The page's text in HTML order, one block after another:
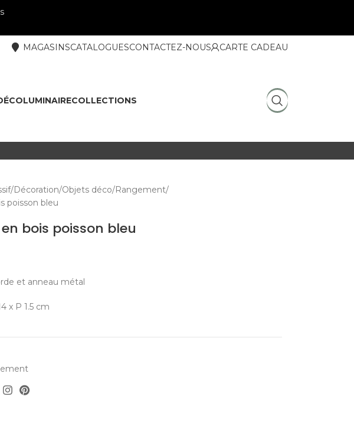
MAGASINSCATALOGUESCONTACTEZ-NOUS CARTE CADEAU
LUMINAIRECOLLECTIONS
Décoration Objets déco Rangement
poisson bleu
bois poisson bleu
et anneau métal
x P 1.5 cm